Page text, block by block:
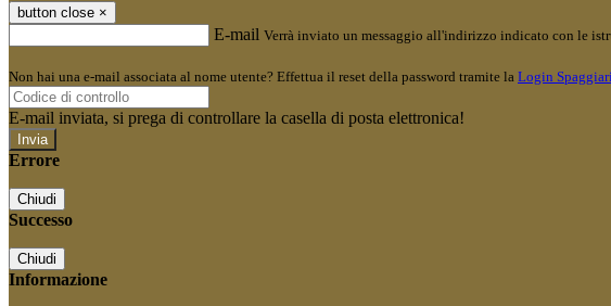
button close ×
E-mail Verrà inviato un messaggio all'indirizzo indicato con le
Non hai una e-mail associata al nome utente? Effettua il reset della password tramite la Login Spaggiari
E-mail inviata, si prega di controllare la casella di posta elettronica!
Errore
Chiudi
Successo
Chiudi
Informazione